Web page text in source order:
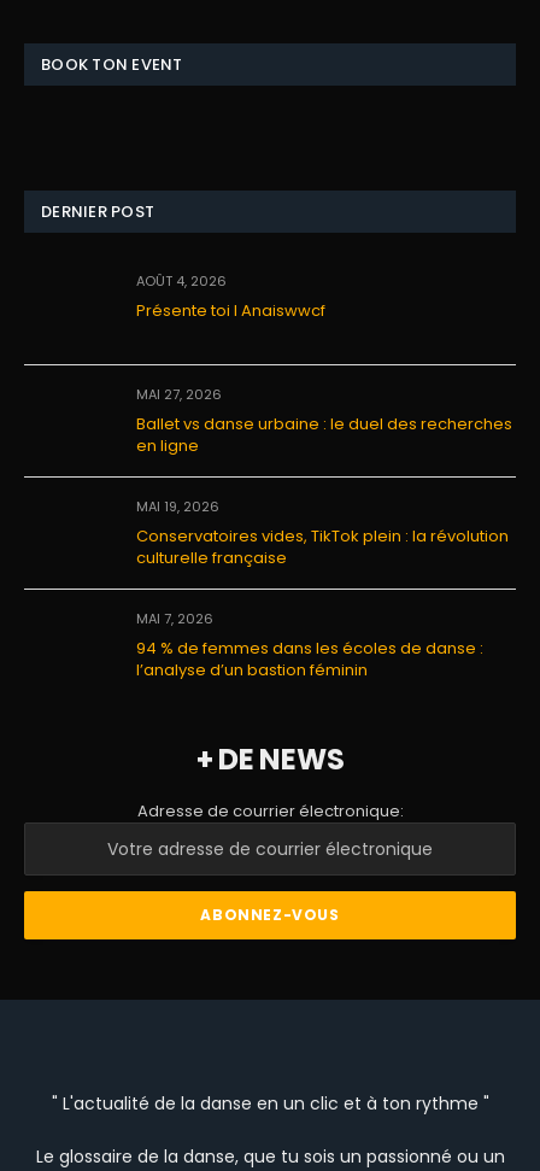
BOOK TON EVENT
DERNIER POST
AOÛT 4, 2026
Présente toi I Anaiswwcf
MAI 27, 2026
Ballet vs danse urbaine : le duel des recherches
en ligne
MAI 19, 2026
Conservatoires vides, TikTok plein : la révolution
culturelle française
MAI 7, 2026
94 % de femmes dans les écoles de danse :
l’analyse d’un bastion féminin
+ DE NEWS
Adresse de courrier électronique:
" L'actualité de la danse en un clic et à ton rythme "
Le glossaire de la danse, que tu sois un passionné ou un